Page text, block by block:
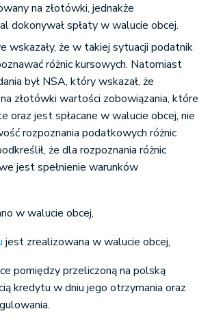
na złotówki, jednakże
dokonywał spłaty w walucie obcej.
wskazały, że w takiej sytuacji podatnik
różnic kursowych. Natomiast
był NSA, który wskazał, że
złotówki wartości zobowiązania, które
oraz jest spłacane w walucie obcej, nie
rozpoznania podatkowych różnic
że dla rozpoznania różnic
jest spełnienie warunków
w walucie obcej,
jest zrealizowana w walucie obcej,
pomiędzy przeliczoną na polską
kredytu w dniu jego otrzymania oraz